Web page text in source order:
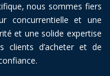
nous sommes fiers
concurrentielle et une
et une solide expertise
clients d’acheter et de